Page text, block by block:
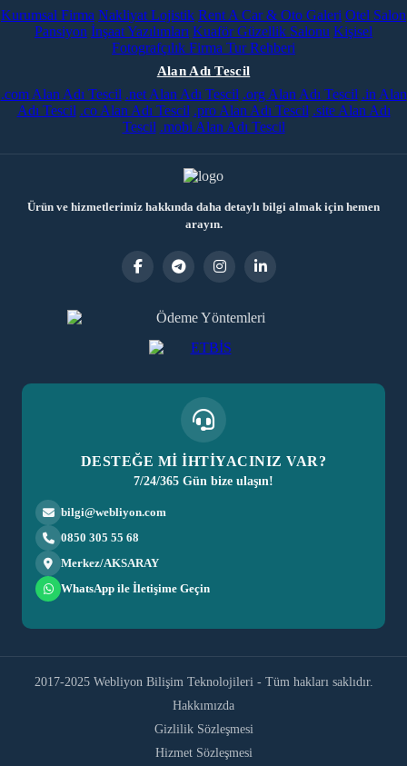
Kurumsal Firma Nakliyat Lojistik Rent A Car & Oto Galeri Otel Salon
Pansiyon İnşaat Yazılımları Kuaför Güzellik Salonu Kişisel
Fotografçılık Firma Tur Rehberi
Alan Adı Tescil
.com Alan Adı Tescil .net Alan Adı Tescil .org Alan Adı Tescil .in Alan
Adı Tescil .co Alan Adı Tescil .pro Alan Adı Tescil .site Alan Adı
Tescil .mobi Alan Adı Tescil
Ürün ve hizmetlerimiz hakkında daha detaylı bilgi almak için hemen
arayın.
DESTEĞE Mİ İHTİYACINIZ VAR?
7/24/365 Gün bize ulaşın!
bilgi@webliyon.com
0850 305 55 68
Merkez/AKSARAY
WhatsApp ile İletişime Geçin
2017-2025 Webliyon Bilişim Teknolojileri - Tüm hakları saklıdır.
Hakkımızda
Gizlilik Sözleşmesi
Hizmet Sözleşmesi